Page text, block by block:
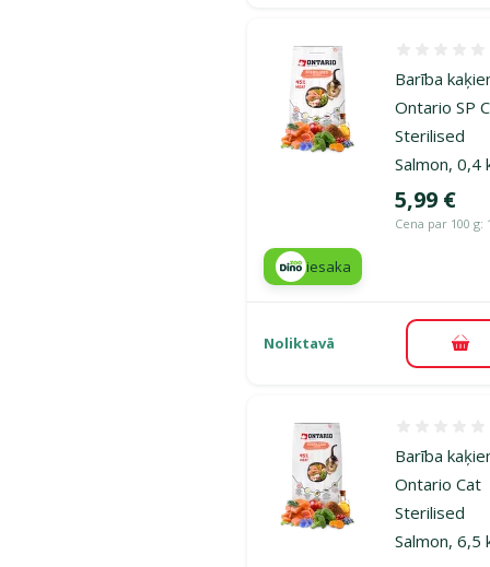
Barība
Ontario SP
Sterilised
Salmon, 0,4
Cena
5,99 €
Cena par 100 g:
iesaka
Noliktavā
Barība
Ontario Cat
Sterilised
Salmon, 6,5